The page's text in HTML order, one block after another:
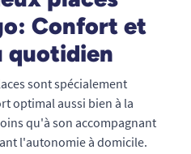
Confort et
quotidien
sont spécialement
optimal aussi bien à la
qu'à son accompagnant
l'autonomie à domicile.